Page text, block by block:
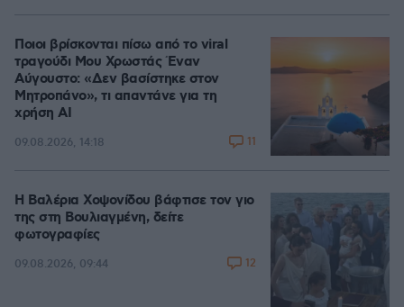
Ποιοι βρίσκονται πίσω από το viral
τραγούδι Μου Χρωστάς Έναν
Αύγουστο: «Δεν βασίστηκε στον
Μητροπάνο», τι απαντάνε για τη
χρήση AI
09.08.2026, 14:18 11
Η Βαλέρια Χοψονίδου βάφτισε τον γιο
της στη Βουλιαγμένη, δείτε
φωτογραφίες
09.08.2026, 09:44 12